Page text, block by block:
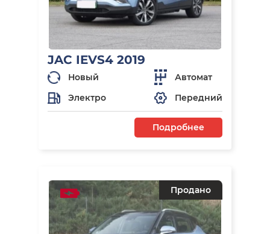
JAC IEVS4 2019
Новый
Автомат
Электро
Передний
Подробнее
Продано